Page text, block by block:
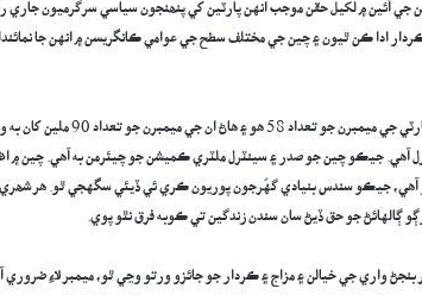
جي آئين ۾ لکيل حقن موجب انهن پارٽين کي پنھنجون سياسي سرگرميون جاري
ادا ڪن ٿيون ۽ چين جي مختلف سطح جي عوامي ڪانگريسن ۾ انهن جا نمائندا
چين جي ڪميونسٽ پارٽي 1921ع ۾ شنگهائيءَ ۾
جيڪو چين جو صدر ۽ سينٽرل ملٽري ڪميشن جو چيئرمن به آهي. چين ۾
آهي، جيڪو سندس بنيادي گهُرجون پوريون ڪري ئي ڏيئي سگهجي ٿو. هر
جو حق ڏيڻ سان سندن زندگين تي ڪوبه فرق نٿو پوي.
واري جي خيالن ۽ مزاج ۽ ڪردار جو جائزو ورتو وڃي ٿو، ميمبر لاءِ